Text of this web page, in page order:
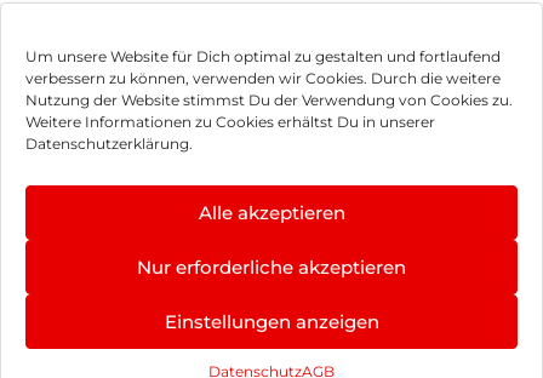
Um unsere Website für Dich optimal zu gestalten und fortlaufend
verbessern zu können, verwenden wir Cookies. Durch die weitere
Nutzung der Website stimmst Du der Verwendung von Cookies zu.
Weitere Informationen zu Cookies erhältst Du in unserer
Datenschutzerklärung.
Alle akzeptieren
Nur erforderliche akzeptieren
Einstellungen anzeigen
DatenschutzAGB
Impressum
Hinweis zur Batterieentsorgung
Newsletter